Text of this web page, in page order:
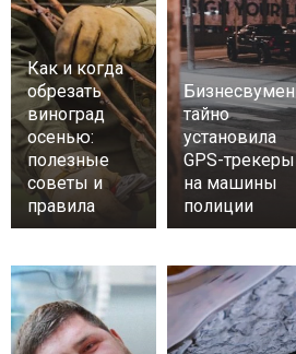
Как и когда
обрезать
виноград
осенью:
полезные
советы и
правила
Бизнесвумен
тайно
установила
GPS-трекеры
на машины
полиции